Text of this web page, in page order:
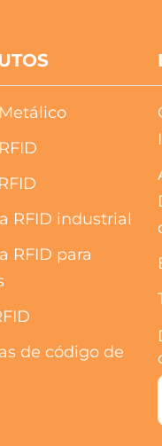
RFID industrial
RFID para
de código de